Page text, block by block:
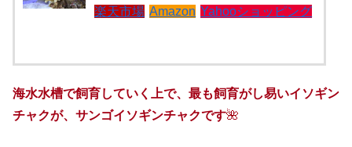
楽天市場 Amazon Yahooショッピング
海水水槽で飼育していく上で、最も飼育がし易いイソギン
チャクが、サンゴイソギンチャクです🌺